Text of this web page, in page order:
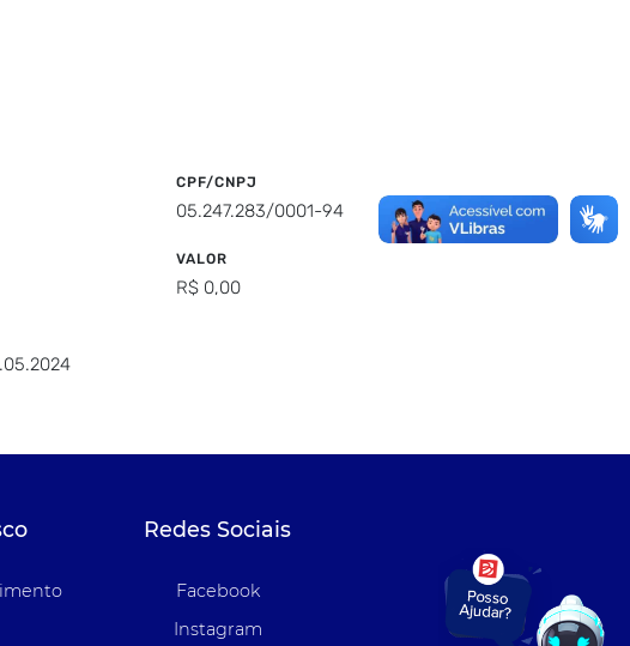
CPF/CNPJ
05.247.283/0001-94
VALOR
R$ 0,00
Redes Sociais
Facebook
Instagram